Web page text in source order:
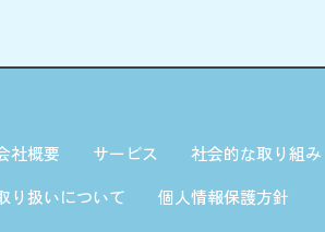
社概要 サービス 社会的な取り組み
り扱いについて
個人情報保護方針